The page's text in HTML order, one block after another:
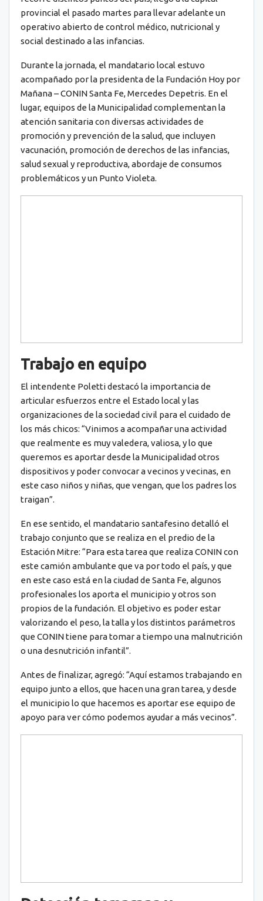
provincial el pasado martes para llevar adelante un
operativo abierto de control médico, nutricional y
social destinado a las infancias.
Durante la jornada, el mandatario local estuvo
acompañado por la presidenta de la Fundación Hoy por
Mañana – CONIN Santa Fe, Mercedes Depetris. En el
lugar, equipos de la Municipalidad complementan la
atención sanitaria con diversas actividades de
promoción y prevención de la salud, que incluyen
vacunación, promoción de derechos de las infancias,
salud sexual y reproductiva, abordaje de consumos
problemáticos y un Punto Violeta.
Trabajo en equipo
El intendente Poletti destacó la importancia de
articular esfuerzos entre el Estado local y las
organizaciones de la sociedad civil para el cuidado de
los más chicos: “Vinimos a acompañar una actividad
que realmente es muy valedera, valiosa, y lo que
queremos es aportar desde la Municipalidad otros
dispositivos y poder convocar a vecinos y vecinas, en
este caso niños y niñas, que vengan, que los padres los
traigan”.
En ese sentido, el mandatario santafesino detalló el
trabajo conjunto que se realiza en el predio de la
Estación Mitre: “Para esta tarea que realiza CONIN con
este camión ambulante que va por todo el país, y que
en este caso está en la ciudad de Santa Fe, algunos
profesionales los aporta el municipio y otros son
propios de la fundación. El objetivo es poder estar
valorizando el peso, la talla y los distintos parámetros
que CONIN tiene para tomar a tiempo una malnutrición
o una desnutrición infantil”.
Antes de finalizar, agregó: “Aquí estamos trabajando en
equipo junto a ellos, que hacen una gran tarea, y desde
el municipio lo que hacemos es aportar ese equipo de
apoyo para ver cómo podemos ayudar a más vecinos”.